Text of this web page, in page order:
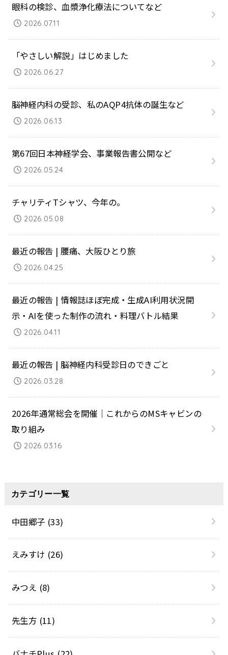
眼科の検診、血漿浄化療法についてなど
2026.07.11
「やさしい解説」はじめました
2026.06.27
脳神経内科の受診、私のAQP4抗体の誕生など
2026.06.13
第67回日本神経学会、事業報告書公開など
2026.05.24
チャリティTシャツ、今年の。
2026.05.08
最近の報告 | 腰痛、大阪ひとり旅
2026.04.25
最近の報告 | 情報誌ほぼ完成・生成AI利用状況開
示・AIを使った制作の流れ・料理バトル結果
2026.04.11
最近の報告 | 脳神経内科受診日のできごと
2026.03.28
2026年通常総会を開催｜これからのMSキャビンの
取り組み
2026.03.16
カテゴリー一覧
中田郷子 (33)
えみすけ (26)
みつえ (8)
先生方 (11)